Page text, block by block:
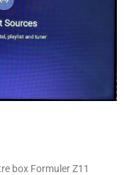
box Formuler Z11